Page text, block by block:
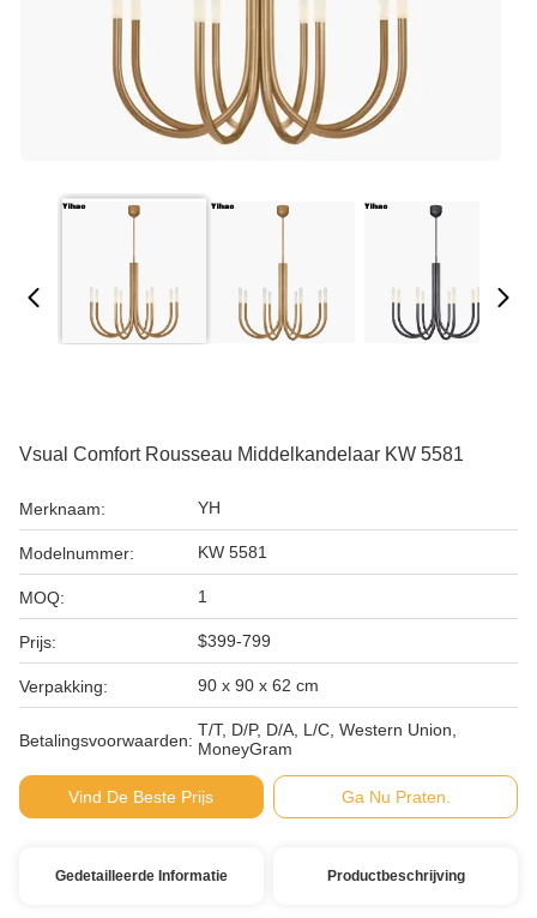
Vsual Comfort Rousseau Middelkandelaar KW 5581
Merknaam: YH
Modelnummer: KW 5581
MOQ: 1
Prijs: $399-799
Verpakking: 90 x 90 x 62 cm
Betalingsvoorwaarden:
T/T, D/P, D/A, L/C, Western Union,
MoneyGram
Vind De Beste Prijs Ga Nu Praten.
Gedetailleerde Informatie Productbeschrijving